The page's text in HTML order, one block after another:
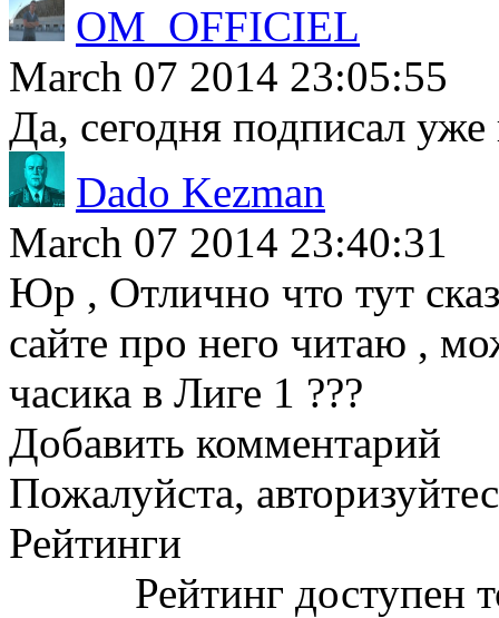
OM_OFFICIEL
March 07 2014 23:05:55
Да, сегодня подписал уже
Dado Kezman
March 07 2014 23:40:31
Юр , Отлично что тут
сайте про него читаю ,
часика в Лиге 1 ???
Добавить комментарий
Пожалуйста,
Рейтинги
Рейтинг доступен